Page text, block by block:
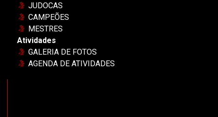
JUDOCAS
CAMPEÕES
MESTRES
Atividades
GALERIA DE FOTOS
AGENDA DE ATIVIDADES